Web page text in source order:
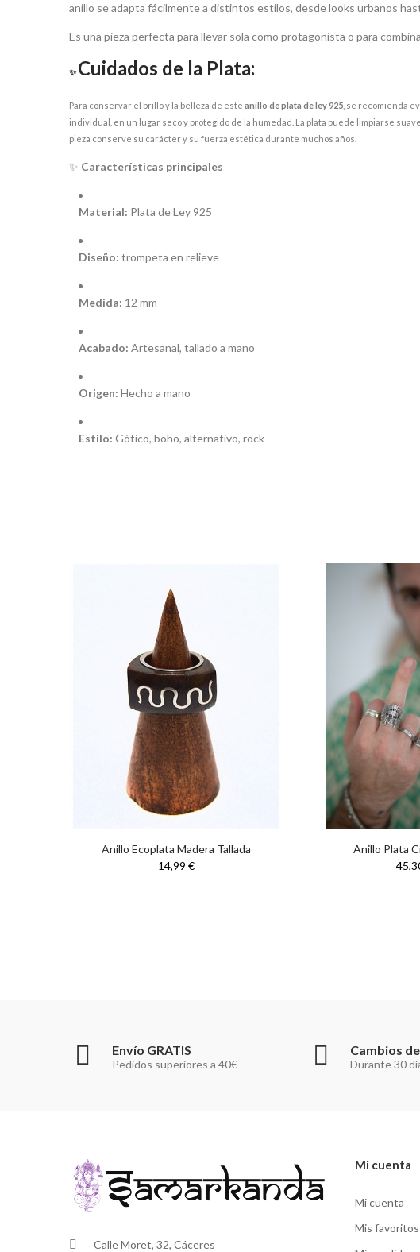
anillo se adapta fácilmente a distintos estilos, desde looks urbanos
Es una pieza perfecta para llevar sola como protagonista o para
✨ Cuidados de la Plata:
Para conservar el brillo y la belleza de este anillo de plata de ley 925 , se recomienda
individual, en un lugar seco y protegido de la humedad. La plata puede limpiarse
pieza conserve su carácter y su fuerza estética durante muchos años.
✨ Características principales
Material: Plata de Ley 925
Diseño: trompeta en relieve
Medida: 12 mm
Acabado: Artesanal, tallado a mano
Origen: Hecho a mano
Estilo: Gótico, boho, alternativo, rock
Anillo Ecoplata Madera Tallada
14,99 €
Anillo Plata
Envío GRATIS
Pedidos superiores a 40€
Cambios
Durante 30
Calle Moret, 32, Cáceres
Mi cuenta
Mi cuenta
Mis favoritos